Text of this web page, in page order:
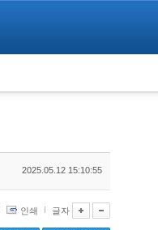
2025.05.12 15:10:55
인쇄 글자